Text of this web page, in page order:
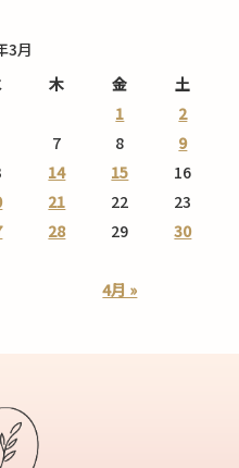
3月
木 金 土
4月 »
1
2
7 8
9
14 15
16
21 22
23
28 29
30